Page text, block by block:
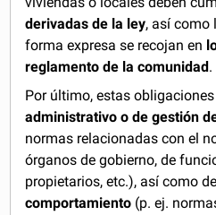
derivadas de la ley, así como
forma expresa se recojan en
reglamento de la comunidad.
Por último, estas
administrativo o de gestión
normas relacionadas con el
órganos de gobierno, de
propietarios, etc.), así como
comportamiento (p. ej.